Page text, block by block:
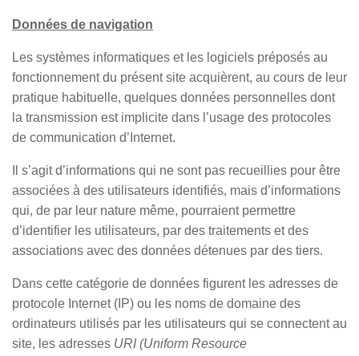
Données de navigation
Les systèmes informatiques et les logiciels préposés au
fonctionnement du présent site acquièrent, au cours de leur
pratique habituelle, quelques données personnelles dont
la transmission est implicite dans l’usage des protocoles
de communication d’Internet.
Il s’agit d’informations qui ne sont pas recueillies pour être
associées à des utilisateurs identifiés, mais d’informations
qui, de par leur nature même, pourraient permettre
d’identifier les utilisateurs, par des traitements et des
associations avec des données détenues par des tiers.
Dans cette catégorie de données figurent les adresses de
protocole Internet (IP) ou les noms de domaine des
ordinateurs utilisés par les utilisateurs qui se connectent au
site, les adresses URI (Uniform Resource